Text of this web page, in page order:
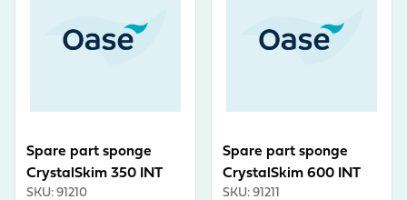
Spare part sponge
CrystalSkim 350 INT
SKU: 91210
Spare part sponge
CrystalSkim 600 INT
SKU: 91211